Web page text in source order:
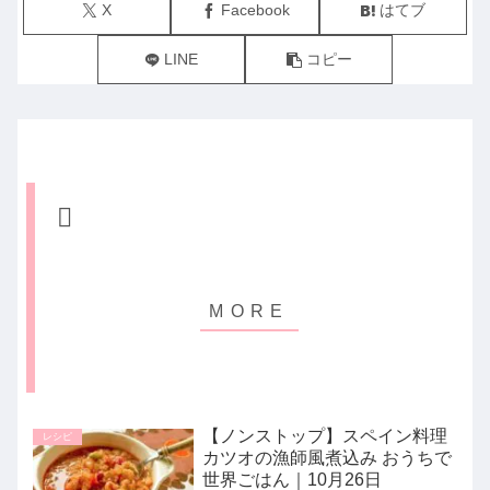
X Facebook はてブ
LINE コピー
レシピ
【ノンストップ】スペイン料理
カツオの漁師風煮込み おうちで
世界ごはん｜10月26日